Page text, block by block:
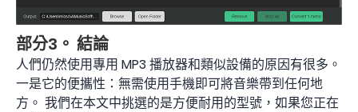
部分3。 結論
人們仍然使用專用 MP3 播放器和類似設備的原因有很多。
一是它的便攜性：無需使用手機即可將音樂帶到任何地
方。 我們在本文中挑選的是方便耐用的型號，如果您正在